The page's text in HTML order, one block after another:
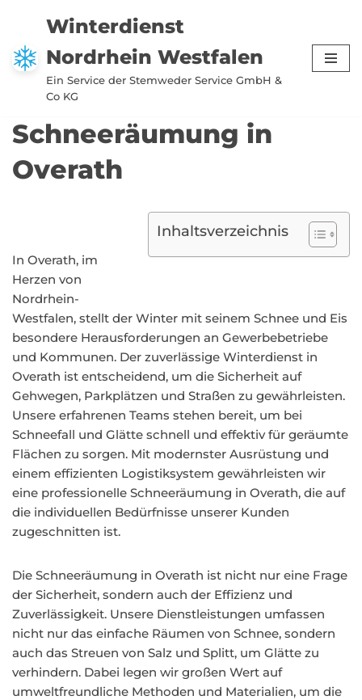
Zum
Inhalt
springen
Winterdienst
Nordrhein Westfalen
Ein Service der Stemweder Service GmbH &
Co KG
Schneeräumung in
Overath
Inhaltsverzeichnis
In Overath, im
Herzen von
Nordrhein-
Westfalen, stellt der Winter mit seinem Schnee und Eis
besondere Herausforderungen an Gewerbebetriebe
und Kommunen. Der zuverlässige Winterdienst in
Overath ist entscheidend, um die Sicherheit auf
Gehwegen, Parkplätzen und Straßen zu gewährleisten.
Unsere erfahrenen Teams stehen bereit, um bei
Schneefall und Glätte schnell und effektiv für geräumte
Flächen zu sorgen. Mit modernster Ausrüstung und
einem effizienten Logistiksystem gewährleisten wir
eine professionelle Schneeräumung in Overath, die auf
die individuellen Bedürfnisse unserer Kunden
zugeschnitten ist.
Die Schneeräumung in Overath ist nicht nur eine Frage
der Sicherheit, sondern auch der Effizienz und
Zuverlässigkeit. Unsere Dienstleistungen umfassen
nicht nur das einfache Räumen von Schnee, sondern
auch das Streuen von Salz und Splitt, um Glätte zu
verhindern. Dabei legen wir großen Wert auf
umweltfreundliche Methoden und Materialien, um die